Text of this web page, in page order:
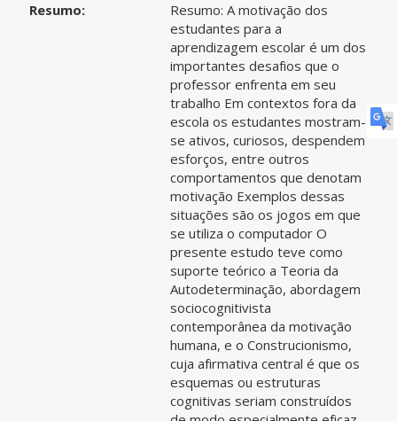
Resumo:
Resumo: A motivação dos
estudantes para a
aprendizagem escolar é um dos
importantes desafios que o
professor enfrenta em seu
trabalho Em contextos fora da
escola os estudantes mostram-
se ativos, curiosos, despendem
esforços, entre outros
comportamentos que denotam
motivação Exemplos dessas
situações são os jogos em que
se utiliza o computador O
presente estudo teve como
suporte teórico a Teoria da
Autodeterminação, abordagem
sociocognitivista
contemporânea da motivação
humana, e o Construcionismo,
cuja afirmativa central é que os
esquemas ou estruturas
cognitivas seriam construídos